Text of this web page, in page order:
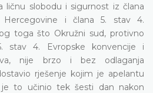
ličnu slobodu i sigurnost iz člana
i člana 5. stav 4.
toga što Okružni sud, protivno
stav 4. Evropske konvencije i
nije brzo i bez odlaganja
rješenje kojim je apelantu
to učinio tek šesti dan nakon